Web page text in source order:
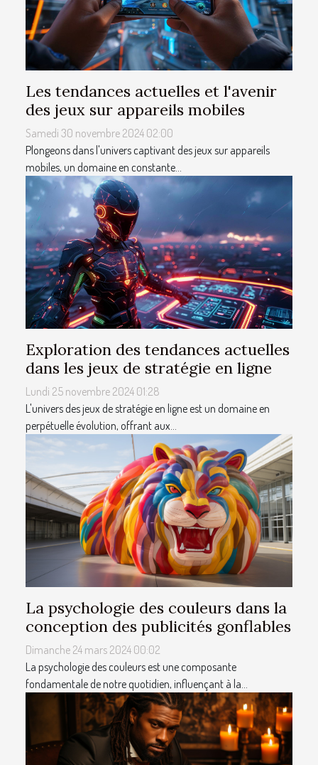
Les tendances actuelles et l'avenir
des jeux sur appareils mobiles
Samedi 30 novembre 2024 02:00
Plongeons dans l'univers captivant des jeux sur appareils
mobiles, un domaine en constante...
Exploration des tendances actuelles
dans les jeux de stratégie en ligne
Lundi 25 novembre 2024 01:28
L'univers des jeux de stratégie en ligne est un domaine en
perpétuelle évolution, offrant aux...
La psychologie des couleurs dans la
conception des publicités gonflables
Dimanche 24 mars 2024 00:02
La psychologie des couleurs est une composante
fondamentale de notre quotidien, influençant à la...